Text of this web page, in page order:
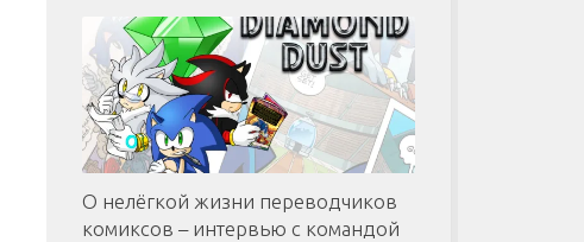
О нелёгкой жизни переводчиков
комиксов – интервью с командой